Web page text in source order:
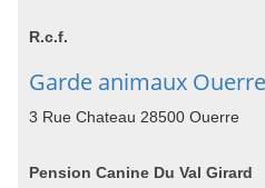
R.c.f.
Garde animaux Ouerre
3 Rue Chateau 28500 Ouerre
Pension Canine Du Val Girard